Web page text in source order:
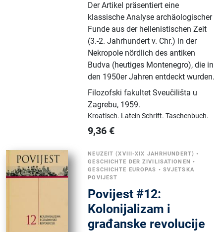
Der Artikel präsentiert eine
klassische Analyse archäologischer
Funde aus der hellenistischen Zeit
(3.-2. Jahrhundert v. Chr.) in der
Nekropole nördlich des antiken
Budva (heutiges Montenegro), die in
den 1950er Jahren entdeckt wurden.
Filozofski fakultet Sveučilišta u
Zagrebu, 1959.
Kroatisch. Latein Schrift.Taschenbuch.
9,36 €
NEUZEIT (XVIII-XIX JAHRHUNDERT) •
GESCHICHTE DER ZIVILISATIONEN •
GESCHICHTE EUROPAS • SVJETSKA
POVIJEST
Povijest #12:
Kolonijalizam i
građanske revolucije